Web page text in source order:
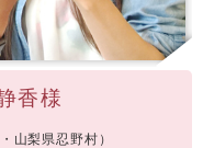
香様
山梨県忍野村）